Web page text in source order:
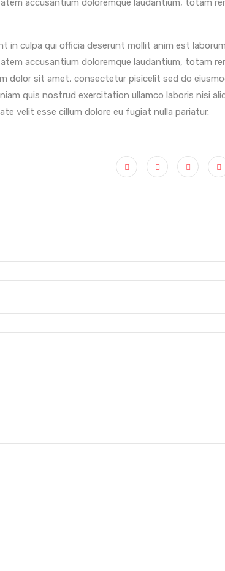
accusantium doloremque laudantium, totam
culpa qui officia deserunt mollit anim est
accusantium doloremque laudantium, totam
dolor sit amet, consectetur pisicelit sed do
quis nostrud exercitation ullamco laboris nisi
velit esse cillum dolore eu fugiat nulla pariatur.